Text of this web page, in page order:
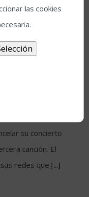
el concierto
La organización
de
suspendió por
de julio. El
el sábado
su concierto
canción. El
redes que [...]
las cookies